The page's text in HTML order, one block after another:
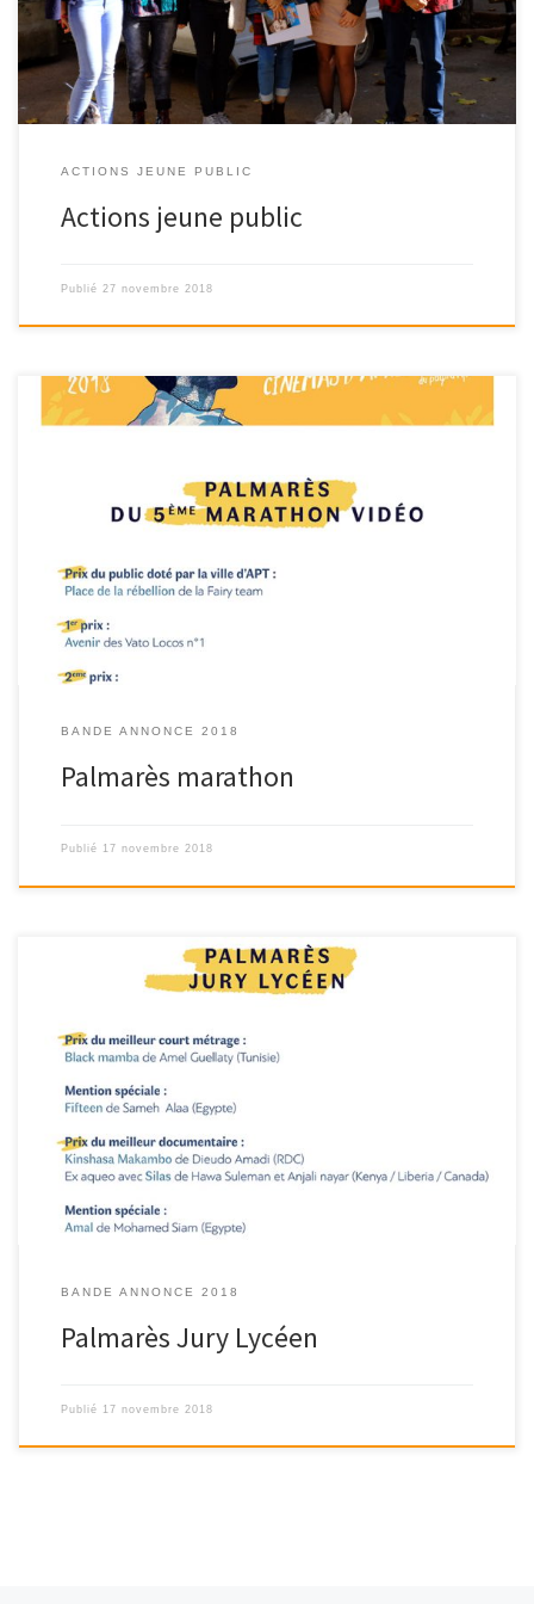
ACTIONS JEUNE PUBLIC
Actions jeune public
Publié 27 novembre 2018
Voir tous les films
BANDE ANNONCE 2018
Palmarès marathon
Publié 17 novembre 2018
BANDE ANNONCE 2018
Palmarès Jury Lycéen
Publié 17 novembre 2018